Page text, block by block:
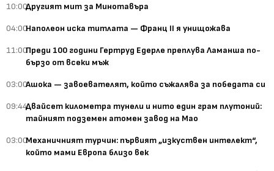
10:00Другият мит за Минотавъра
04:00Наполеон иска титлата — Франц II я унищожава
11:00Преди 100 години Гертруд Едерле преплува Ламанша по-
бързо от всеки мъж
03:00Ашока — завоевателят, който съжалява за победата си
09:44Двайсет километра тунели и нито един грам плутоний:
тайният подземен атомен завод на Мао
03:00Механичният турчин: първият „изкуствен интелект“,
който мами Европа близо век